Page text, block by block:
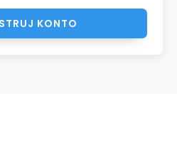
KONTO